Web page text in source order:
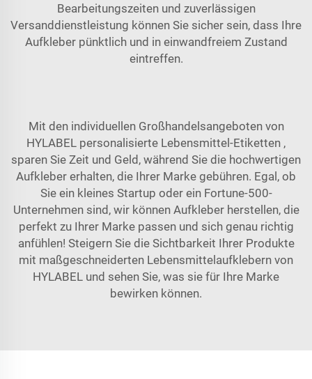
Bearbeitungszeiten und zuverlässigen
Versanddienstleistung können Sie sicher sein, dass Ihre
Aufkleber pünktlich und in einwandfreiem Zustand
eintreffen.
Mit den individuellen Großhandelsangeboten von
HYLABEL personalisierte Lebensmittel-Etiketten ,
sparen Sie Zeit und Geld, während Sie die hochwertigen
Aufkleber erhalten, die Ihrer Marke gebühren. Egal, ob
Sie ein kleines Startup oder ein Fortune-500-
Unternehmen sind, wir können Aufkleber herstellen, die
perfekt zu Ihrer Marke passen und sich genau richtig
anfühlen! Steigern Sie die Sichtbarkeit Ihrer Produkte
mit maßgeschneiderten Lebensmittelaufklebern von
HYLABEL und sehen Sie, was sie für Ihre Marke
bewirken können.